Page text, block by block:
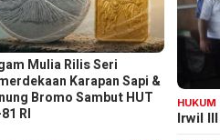
Mulia Rilis Seri
Karapan Sapi &
Bromo Sambut HUT
RI
HUKUM
Irwil